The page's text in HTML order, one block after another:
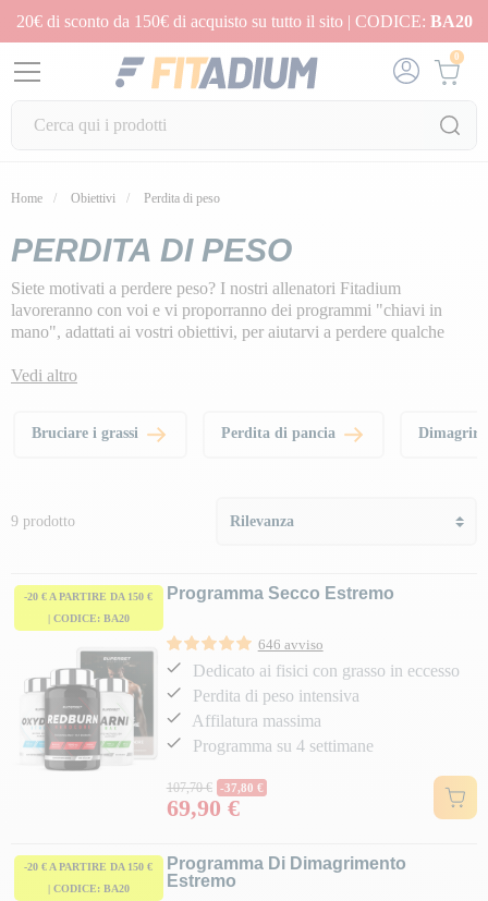
20€ di sconto da 150€ di acquisto su tutto il sito | CODICE: BA20
0
Home Obiettivi Perdita di peso
PERDITA DI PESO
Siete motivati a perdere peso? I nostri allenatori Fitadium
lavoreranno con voi e vi proporranno dei programmi "chiavi in
mano", adattati ai vostri obiettivi, per aiutarvi a perdere qualche
specifica con un po' di sport e con l'aiuto di
Vedi altro
Bruciare i grassi Perdita di pancia Dimagrire
9 prodotto
-20 € A PARTIRE DA 150 €
| CODICE: BA20
Programma Secco Estremo
646 avviso
Dedicato ai fisici con grasso in eccesso
Perdita di peso intensiva
Affilatura massima
Programma su 4 settimane
Prezzo normale
107,70 € -37,80 €
Prezzo
69,90 €
-20 € A PARTIRE DA 150 €
| CODICE: BA20
Programma Di Dimagrimento
Estremo